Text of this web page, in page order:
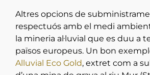
Altres opcions de
respectuós amb el medi
la mineria al·luvial que es duu a
països europeus. Un bon
Alluvial Eco Gold, extret com a